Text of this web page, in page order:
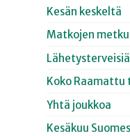
Kesän keskeltä
Matkojen
Koko Raamattu
Yhtä joukkoa
Kesäkuu